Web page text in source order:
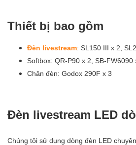
Thiết bị bao gồm
Đèn livestream: SL150 III x 2,
Softbox: QR-P90 x 2, SB-FW6090
Chân đèn: Godox 290F x 3
Đèn livestream LED
Chúng tôi sử dụng dòng đèn LED